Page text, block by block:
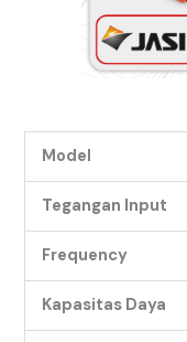
Model
Tegangan Input
Frequency
Kapasitas Daya